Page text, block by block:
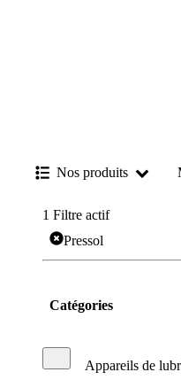
Nos produits
1 Filtre actif
Pressol
Catégories
Appareils de